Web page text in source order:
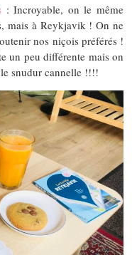
: Incroyable, on le même
mais à Reykjavik ! On ne
nos niçois préférés !
un peu différente mais on
snudur cannelle !!!!